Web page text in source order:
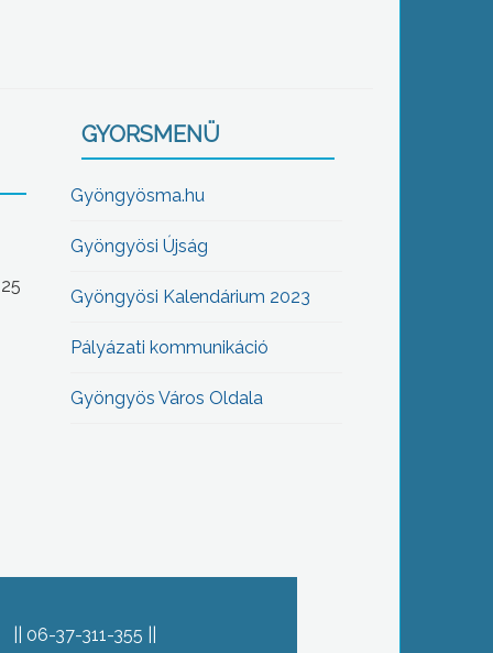
GYORSMENÜ
Gyöngyösma.hu
Gyöngyösi Újság
Gyöngyösi Kalendárium 2023
Pályázati kommunikáció
Gyöngyös Város Oldala
06-37-311-355